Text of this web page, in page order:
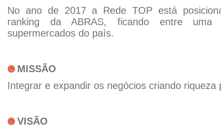
No ano de 2017 a Rede TOP está
ranking da ABRAS, ficando entre
supermercados do país.
MISSÃO
Integrar e expandir os negócios criando riqueza
VISÃO